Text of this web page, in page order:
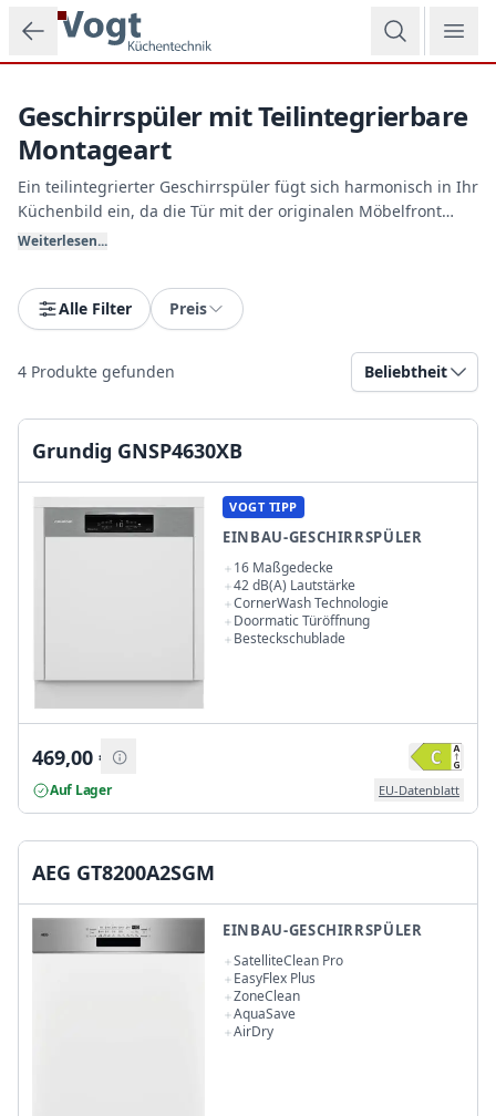
Zum Hauptinhalt springen
Geschirrspüler mit Teilintegrierbare
Montageart
Ein teilintegrierter Geschirrspüler fügt sich harmonisch in Ihr
Küchenbild ein, da die Tür mit der originalen Möbelfront
verkleidet wird. Lediglich die elegante Bedienblende an der
schnellen Zugriff auf Programme und Restlaufzeit. Vogt
Küchentechnik berät Sie kompetent zur Montage.
Weiterlesen...
Alle Filter Preis
4 Produkte gefunden Beliebtheit
Grundig GNSP4630XB
VOGT TIPP
EINBAU-GESCHIRRSPÜLER
16 Maßgedecke
42 dB(A) Lautstärke
CornerWash Technologie
Doormatic Türöffnung
Besteckschublade
469,00 €
Auf Lager EU-Datenblatt
AEG GT8200A2SGM
EINBAU-GESCHIRRSPÜLER
SatelliteClean Pro
EasyFlex Plus
ZoneClean
AquaSave
AirDry